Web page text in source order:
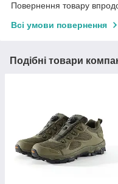
Повернення товару
Всі умови повернення
Подібні товари